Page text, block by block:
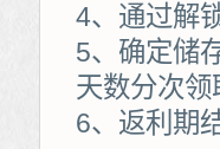
4、通过解
5、确定储
天数分次
6、返利期